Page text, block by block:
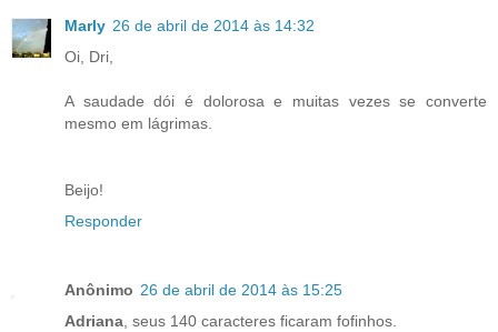
Marly 26 de abril de 2014 às 14:32
Oi, Dri,
A saudade dói é dolorosa e muitas vezes se converte
mesmo em lágrimas.
Beijo!
Responder
Anônimo 26 de abril de 2014 às 15:25
Adriana , seus 140 caracteres ficaram fofinhos.